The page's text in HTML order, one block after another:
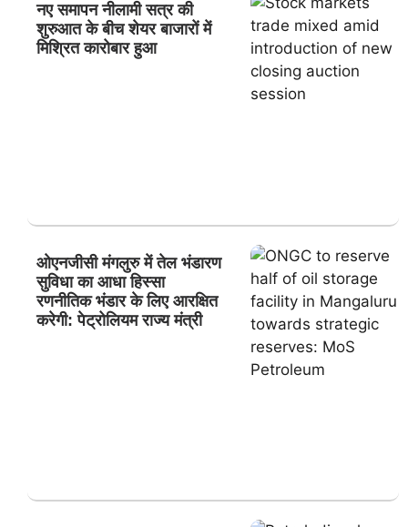
नए समापन नीलामी सत्र की
शुरुआत के बीच शेयर बाजारों में
मिश्रित कारोबार हुआ
ओएनजीसी मंगलुरु में तेल भंडारण
सुविधा का आधा हिस्सा
रणनीतिक भंडार के लिए आरक्षित
करेगी: पेट्रोलियम राज्य मंत्री